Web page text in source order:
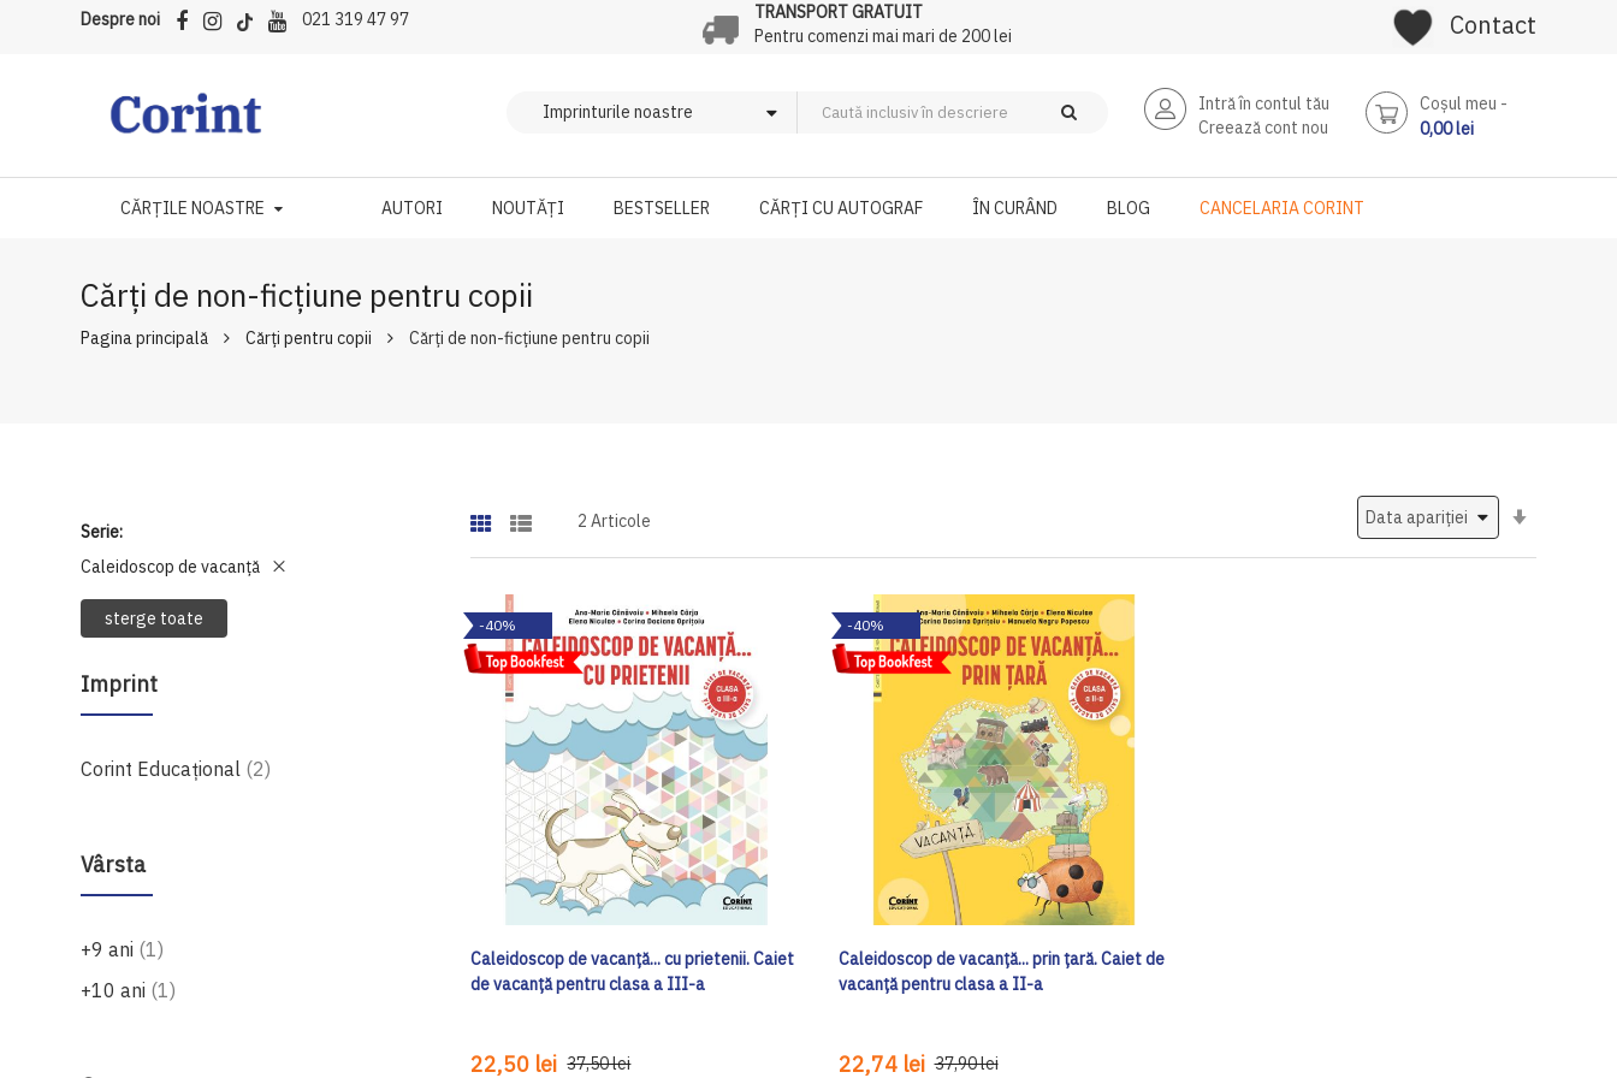
Despre noi 021 319 47 97
TRANSPORT GRATUIT
Pentru comenzi mai mari de 200 lei
Contact
Intră în contul tău
Creează cont nou
Coşul meu
0,00 lei
CĂRȚILE NOASTRE AUTORI NOUTĂȚI BESTSELLER CĂRȚI CU AUTOGRAF ÎN CURÂND BLOG CANCELARIA CORINT
Cărți de non-ficțiune pentru copii
Pagina principală Cărți pentru copii Cărți de non-ficțiune pentru copii
Serie
Caleidoscop de vacanţă
sterge toate
Imprint
Corint Educaţional 2produse
Vârsta
+9 ani 1produs
+10 ani 1produs
2 Articole
-40%
Caleidoscop de vacanță... cu prietenii. Caiet
de vacanţă pentru clasa a III-a
22,50 lei 37,50 lei
-40%
Caleidoscop de vacanță... prin țară. Caiet de
vacanță pentru clasa a II-a
22,74 lei 37,90 lei